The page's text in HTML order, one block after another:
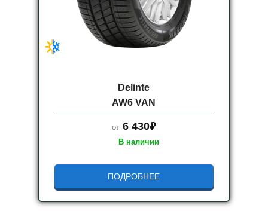
Delinte
AW6 VAN
от 6 430руб.
В наличии
ПОДРОБНЕЕ